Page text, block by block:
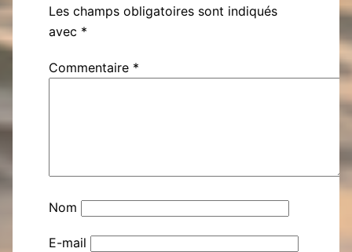
Les champs obligatoires sont indiqués
avec *
Commentaire *
Nom
E-mail